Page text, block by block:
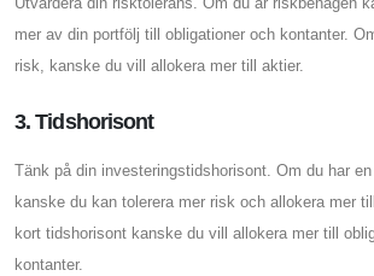
mer av din portfölj till obligationer och kontanter.
risk, kanske du vill allokera mer till aktier.
3. Tidshorisont
Tänk på din investeringstidshorisont. Om du har
kanske du kan tolerera mer risk och allokera mer
kort tidshorisont kanske du vill allokera mer till
kontanter.